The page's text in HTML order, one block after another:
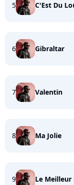
5 C'Est Du
6 Gibraltar
7 Valentin
8 Ma Jolie
9 Le Meilleur